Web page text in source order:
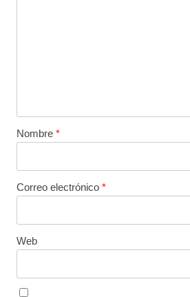
Nombre *
Correo electrónico *
Web